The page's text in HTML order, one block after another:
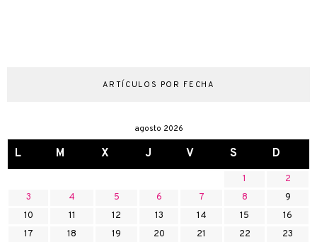
ARTÍCULOS POR FECHA
agosto 2026
L M X J V S D
1
2
3
4 5 6 7 8
9
10
11 12 13 14 15
16
17
18 19 20 21 22
23